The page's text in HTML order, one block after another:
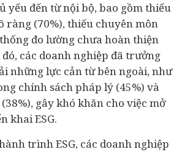
yếu đến từ nội bộ, bao gồm thiếu
ràng (70%), thiếu chuyên môn
thống đo lường chưa hoàn thiện
các doanh nghiệp đã trưởng
những lực cản từ bên ngoài, như
chính sách pháp lý (45%) và
gây khó khăn cho việc mở
khai ESG.
trình ESG, các doanh nghiệp